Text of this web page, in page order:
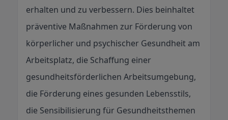
erhalten und zu verbessern. Dies beinhaltet
präventive Maßnahmen zur Förderung von
körperlicher und psychischer Gesundheit am
Arbeitsplatz, die Schaffung einer
gesundheitsförderlichen Arbeitsumgebung,
die Förderung eines gesunden Lebensstils,
die Sensibilisierung für Gesundheitsthemen